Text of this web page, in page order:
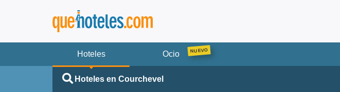
Hoteles Ocio
Hoteles en Courchevel